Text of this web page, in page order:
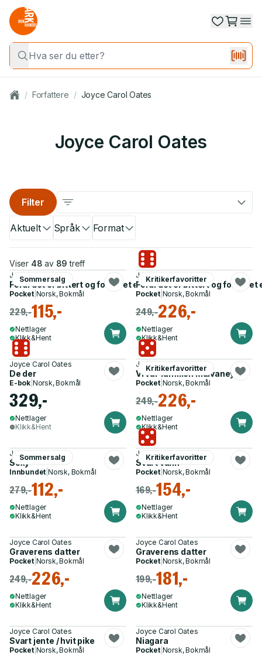
/ Forfattere / Joyce Carol Oates
Joyce Carol Oates
Aktuelt Språk Format
Filter
Viser 48 av 89 treff
Sommersalg
Joyce Carol Oates
Fordi det er bittert og fordi det er mitt hjerte
Pocket| Norsk, Bokmål
229,-115,-
Nettlager
Klikk&Hent
Kritikerfavoritter
Joyce Carol Oates
Fordi det er bittert og fordi det
Pocket| Norsk, Bokmål
249,-226,-
Nettlager
Klikk&Hent
Joyce Carol Oates
De der
E-bok Norsk, Bokmål
329,-
Nettlager
Klikk&Hent
Kritikerfavoritter
Joyce Carol Oates
Vi var familien Mulvaney
Pocket| Norsk, Bokmål
249,-226,-
Nettlager
Klikk&Hent
Sommersalg
Joyce Carol Oates
Sexy
Innbundet |Norsk, Bokmål
279,-112,-
Nettlager
Klikk&Hent
Kritikerfavoritter
Joyce Carol Oates
Svart vann
Pocket| Norsk, Bokmål
169,-154,-
Nettlager
Klikk&Hent
Joyce Carol Oates
Graverens datter
Pocket| Norsk, Bokmål
249,-226,-
Nettlager
Klikk&Hent
Joyce Carol Oates
Graverens datter
Pocket| Norsk, Bokmål
199,-181,-
Nettlager
Klikk&Hent
Joyce Carol Oates
Svart jente / hvit pike
Pocket| Norsk, Bokmål
Joyce Carol Oates
Niagara
Pocket| Norsk, Bokmål